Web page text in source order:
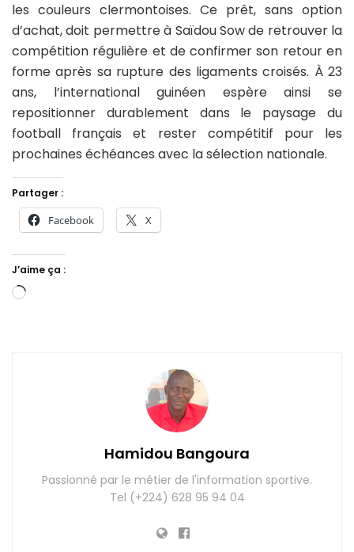
les couleurs clermontoises. Ce prêt, sans option
d’achat, doit permettre à Saïdou Sow de retrouver la
compétition régulière et de confirmer son retour en
forme après sa rupture des ligaments croisés. À 23
ans, l’international guinéen espère ainsi se
repositionner durablement dans le paysage du
football français et rester compétitif pour les
prochaines échéances avec la sélection nationale.
Partager :
Facebook X
J’aime ça :
Chargement…
Hamidou Bangoura
Passionné par le métier de l'information sportive.
Tel (+224) 628 95 94 04